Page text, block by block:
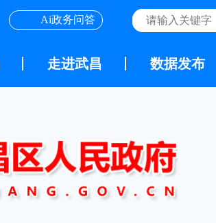
Ai政务问答
走进武昌 数据发布